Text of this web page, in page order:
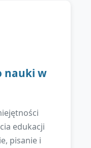
nauki w
edukacji
pisanie i